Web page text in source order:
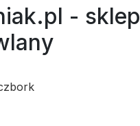
- sklep